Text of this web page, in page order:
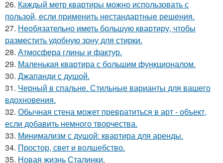
26. Каждый метр квартиры можно использовать с
пользой, если применить нестандартные решения.
27. Необязательно иметь большую квартиру, чтобы
разместить удобную зону для стирки.
28. Атмосфера глины и фактур.
29. Маленькая квартира с большим функционалом.
30. Джапанди с душой.
31. Черный в спальне. Стильные варианты для вашего
вдохновения.
32. Обычная стена может превратиться в арт - объект,
если добавить немного творчества.
33. Минимализм с душой: квартира для аренды.
34. Простор, свет и волшебство.
35. Новая жизнь Сталинки.